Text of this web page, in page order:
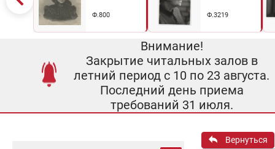
Ф.800 Ф.3219
Внимание!
Закрытие читальных залов в
летний период с 10 по 23 августа.
Последний день приема
требований 31 июля.
Вернуться